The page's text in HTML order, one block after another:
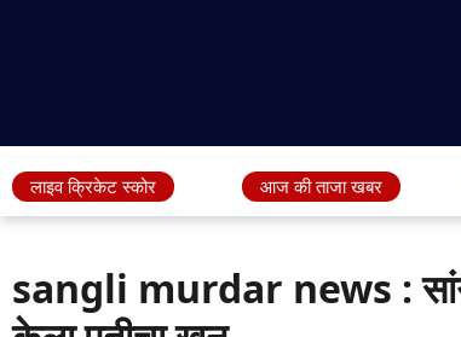
लाइव क्रिकेट स्कोर आज की ताजा खबर
sangli murdar news :